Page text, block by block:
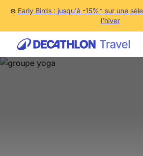
❄️ Early Birds : jusqu'à -15%* sur une
l'hiver